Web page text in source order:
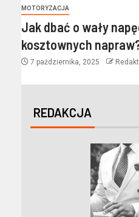
MOTORYZACJA
Jak dbać o wały
kosztownych
7 października, 2025
REDAKCJA